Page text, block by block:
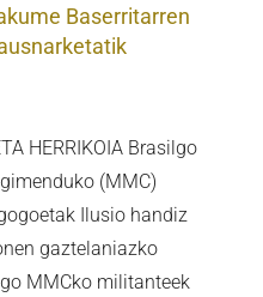
Baserritarren
HERRIKOIA Brasilgo
(MMC)
Ilusio handiz
gaztelaniazko
MMCko militanteek